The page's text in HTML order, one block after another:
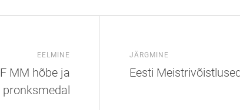
EELMINE
MM hõbe ja
pronksmedal
JÄRGMINE
Eesti